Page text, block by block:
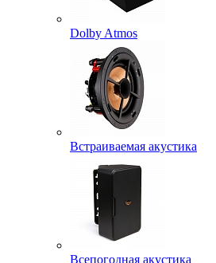
Dolby Atmos
Встраиваемая акустика
Всепогодная акустика